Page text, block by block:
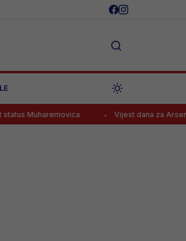
Vijest dana za Arsenal!